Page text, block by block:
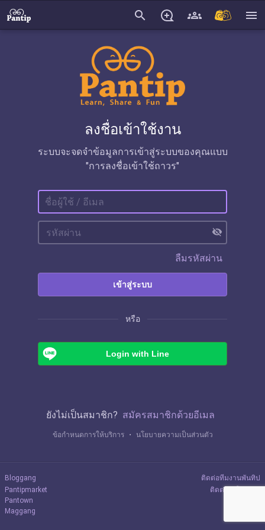
search menu
ลงชื่อเข้าใช้งาน
ระบบจะจดจำข้อมูลการเข้าสู่ระบบของคุณแบบ
"การลงชื่อเข้าใช้ถาวร"
visibility_off
ลืมรหัสผ่าน
เข้าสู่ระบบ
หรือ
Login with Line
ยังไม่เป็นสมาชิก? สมัครสมาชิกด้วยอีเมล
ข้อกำหนดการให้บริการ ・ นโยบายความเป็นส่วนตัว
Bloggang
Pantipmarket
Pantown
Maggang
ติดต่อทีมงานพันทิป
ติดต่อลงโฆษณา